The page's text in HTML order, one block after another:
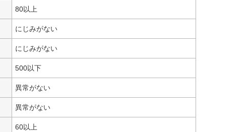
80以上
にじみがない
にじみがない
500以下
異常がない
異常がない
60以上